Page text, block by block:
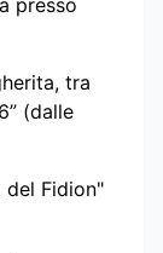
presso
tra
(dalle
del Fidion"